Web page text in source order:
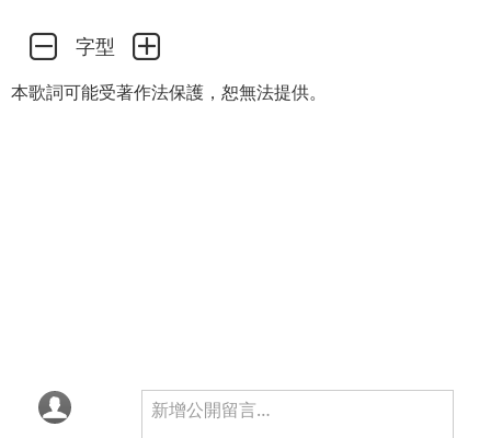
字型
本歌詞可能受著作法保護，恕無法提供。